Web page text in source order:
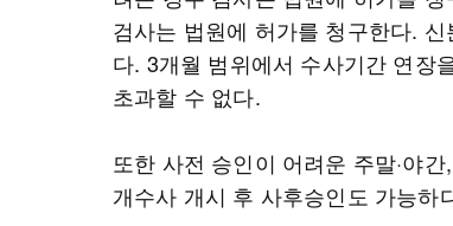
검사는 법원에 허가를 청구한다.
다. 3개월 범위에서 수사기간 연장
초과할 수 없다.
또한 사전 승인이 어려운 주말·야
개수사 개시 후 사후승인도 가능하